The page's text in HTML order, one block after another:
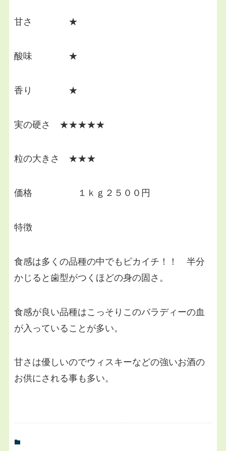
甘さ ★
酸味 ★
香り ★
実の硬さ ★★★★★
粒の大きさ ★★★
価格 １ｋｇ２５００円
特徴
食感は多くの品種の中でもピカイチ！！ 半分
かじると歯型がつくほどの身の固さ。
食感が良い品種はこっそりこのバラディーの血
が入っていることが多い。
甘さは優しいのでウィスキーなどの強いお酒の
お供にされる事も多い。